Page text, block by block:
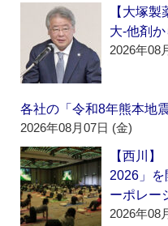
【大塚
大‐他剤
2026年08
各社の「令和8年熊本地
2026年08月07日 (金)
【西川
2026」を
ーポレー
2026年08